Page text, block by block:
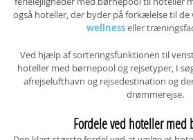
også hoteller, der byder på forkælelse til de
wellnesseller
Ved hjælp af sorteringsfunktionen til
hoteller med børnepool og rejsetyper, I
afrejselufthavn og rejsedestination og
drømmerejse.
Fordele ved hoteller med